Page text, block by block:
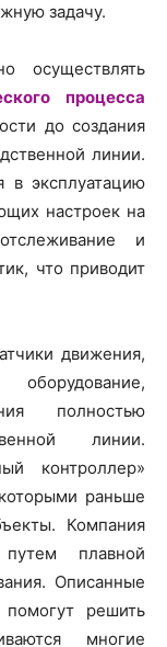
задачу.
осуществлять
процесса
до создания
линии.
в эксплуатацию
настроек на
и
что приводит
движения,
полностью
линии.
контроллер»
раньше
Компания
плавной
Описанные
решить
многие